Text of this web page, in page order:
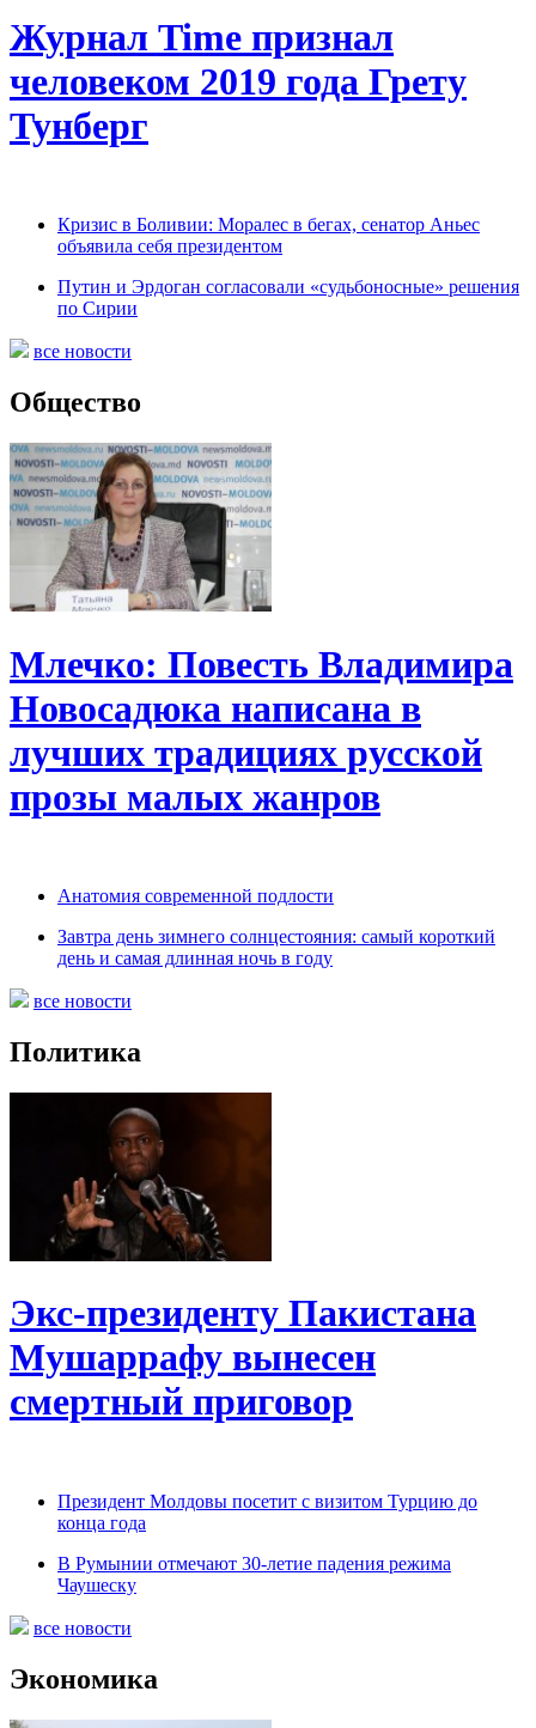
Журнал Time признал
человеком 2019 года Грету
Тунберг
Кризис в Боливии: Моралес в бегах, сенатор Аньес
объявила себя президентом
Путин и Эрдоган согласовали «судьбоносные» решения
по Сирии
все новости
Общество
Млечко: Повесть Владимира
Новосадюка написана в
лучших традициях русской
прозы малых жанров
Анатомия современной подлости
Завтра день зимнего солнцестояния: самый короткий
день и самая длинная ночь в году
все новости
Политика
Экс-президенту Пакистана
Мушаррафу вынесен
смертный приговор
Президент Молдовы посетит с визитом Турцию до
конца года
В Румынии отмечают 30-летие падения режима
Чаушеску
все новости
Экономика